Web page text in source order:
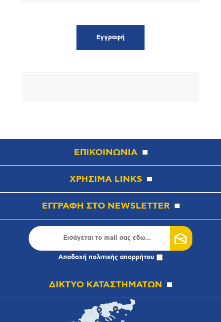
ΕΠΙΚΟΙΝΩΝΙΑ
ΧΡΗΣΙΜΑ LINKS
ΕΓΓΡΑΦΗ ΣΤΟ NEWSLETTER
Αποδοχή πολιτικής απορρήτου
ΔΙΚΤΥΟ ΚΑΤΑΣΤΗΜΑΤΩΝ